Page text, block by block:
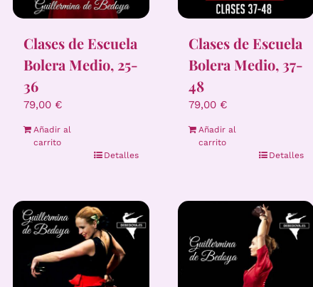
Clases de Escuela
Bolera Medio, 25-
36
79,00 €
Añadir al
carrito
Detalles
Clases de Escuela
Bolera Medio, 37-
48
79,00 €
Añadir al
carrito
Detalles